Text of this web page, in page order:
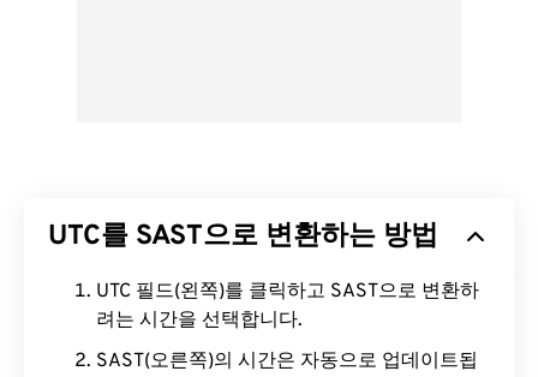
UTC를 SAST으로 변환하는 방법
UTC 필드(왼쪽)를 클릭하고 SAST으로 변환하
려는 시간을 선택합니다.
SAST(오른쪽)의 시간은 자동으로 업데이트됩